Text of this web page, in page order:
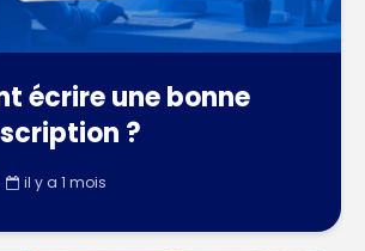
écrire une bonne
?
il y a 1 mois